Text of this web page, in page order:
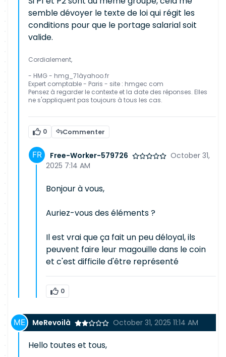
semble dévoyer le texte de loi qui régit les
conditions pour que le portage salarial soit
valide.
Cordialement,
- HMG - hmg_71àyahoo.fr
Expert comptable - Paris - site : hmgec com
Pensez à regarder le contexte et la date des réponses. Elles
ne s'appliquent pas toujours à tous les cas.
0 Commenter
Free-Worker-579726
October 31,
2025 7:14 AM
Bonjour à vous,
Auriez-vous des éléments ?
Il est vrai que ça fait un peu déloyal, ils
peuvent faire leur magouille dans le coin
et c'est difficile d'être représenté
0
MeRevoilà October 31, 2025 11:14 AM
Hello toutes et tous,